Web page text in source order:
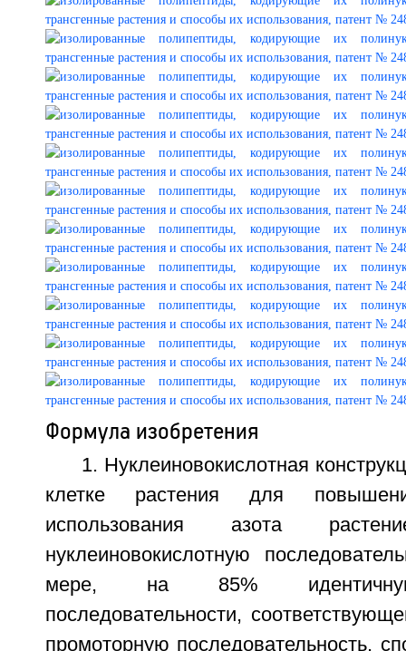
Формула изобретения
1. Нуклеиновокислотная
клетке растения для
использования азота
нуклеиновокислотную
мере, на 85% идентичную
последовательности,
промоторную последовательность,